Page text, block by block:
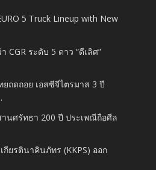
5 Truck Lineup with New
CGR ระดับ 5 ดาว “ดีเลิศ”
ยถดถอย เอสซีจีไตรมาส 3 ปี
นศรัทธา 200 ปี ประเพณีถือศีล
ยรตินาคินภัทร (KKPS) ออก